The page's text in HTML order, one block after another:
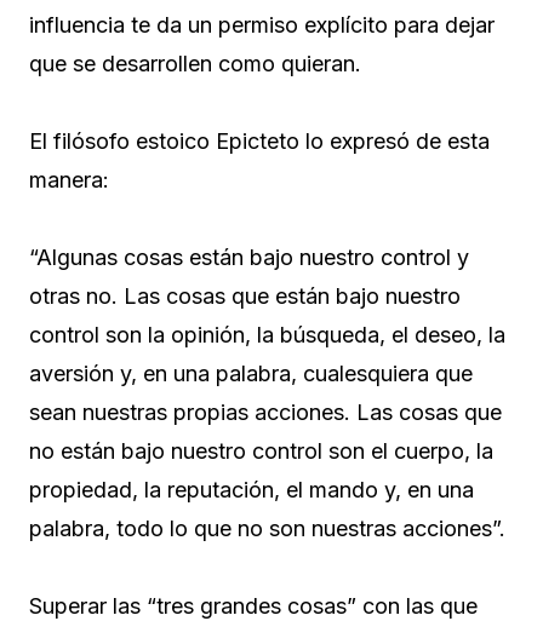
influencia te da un permiso explícito para dejar
que se desarrollen como quieran.
El filósofo estoico Epicteto lo expresó de esta
manera:
“Algunas cosas están bajo nuestro control y
otras no. Las cosas que están bajo nuestro
control son la opinión, la búsqueda, el deseo, la
aversión y, en una palabra, cualesquiera que
sean nuestras propias acciones. Las cosas que
no están bajo nuestro control son el cuerpo, la
propiedad, la reputación, el mando y, en una
palabra, todo lo que no son nuestras acciones”.
Superar las “tres grandes cosas” con las que